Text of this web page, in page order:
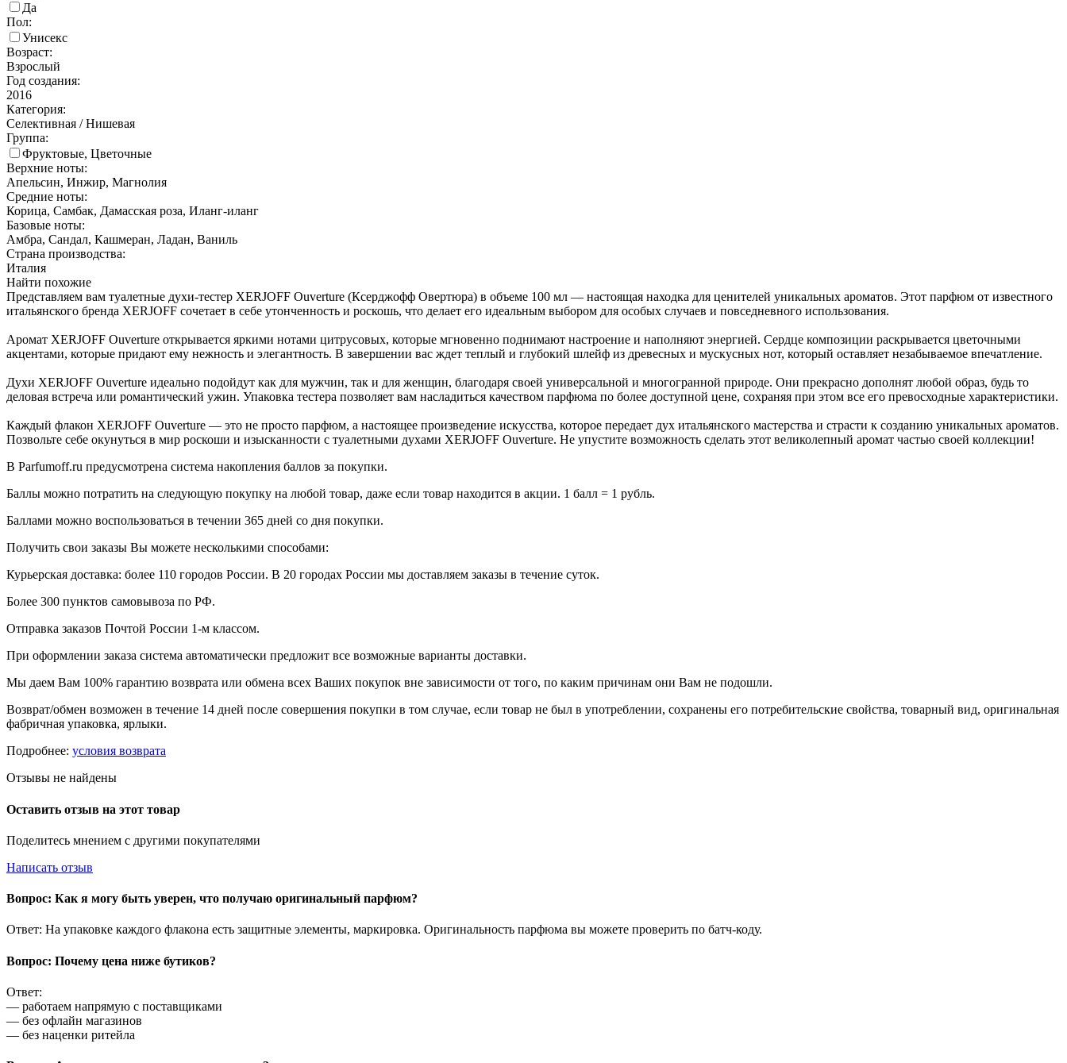
Да
Пол:
Унисекс
Возраст:
Взрослый
Год создания:
2016
Категория:
Селективная / Нишевая
Группа:
Фруктовые, Цветочные
Верхние ноты:
Апельсин, Инжир, Магнолия
Средние ноты:
Корица, Самбак, Дамасская роза, Иланг-иланг
Базовые ноты:
Амбра, Сандал, Кашмеран, Ладан, Ваниль
Страна производства:
Италия
Найти похожие
Представляем вам туалетные духи-тестер XERJOFF Ouverture (Ксерджофф Овертюра) в объеме 100 мл — настоящая находка для ценителей уникальных ароматов. Этот парфюм от известного
итальянского бренда XERJOFF сочетает в себе утонченность и роскошь, что делает его идеальным выбором для особых случаев и повседневного использования.
Аромат XERJOFF Ouverture открывается яркими нотами цитрусовых, которые мгновенно поднимают настроение и наполняют энергией. Сердце композиции раскрывается цветочными
акцентами, которые придают ему нежность и элегантность. В завершении вас ждет теплый и глубокий шлейф из древесных и мускусных нот, который оставляет незабываемое впечатление.
Духи XERJOFF Ouverture идеально подойдут как для мужчин, так и для женщин, благодаря своей универсальной и многогранной природе. Они прекрасно дополнят любой образ, будь то
деловая встреча или романтический ужин. Упаковка тестера позволяет вам насладиться качеством парфюма по более доступной цене, сохраняя при этом все его превосходные характеристики.
Каждый флакон XERJOFF Ouverture — это не просто парфюм, а настоящее произведение искусства, которое передает дух итальянского мастерства и страсти к созданию уникальных ароматов.
Позвольте себе окунуться в мир роскоши и изысканности с туалетными духами XERJOFF Ouverture. Не упустите возможность сделать этот великолепный аромат частью своей коллекции!
В Parfumoff.ru предусмотрена система накопления баллов за покупки.
Баллы можно потратить на следующую покупку на любой товар, даже если товар находится в акции. 1 балл = 1 рубль.
Баллами можно воспользоваться в течении 365 дней со дня покупки.
Получить свои заказы Вы можете несколькими способами:
Курьерская доставка: более 110 городов России. В 20 городах России мы доставляем заказы в течение суток.
Более 300 пунктов самовывоза по РФ.
Отправка заказов Почтой России 1-м классом.
При оформлении заказа система автоматически предложит все возможные варианты доставки.
Мы даем Вам 100% гарантию возврата или обмена всех Ваших покупок вне зависимости от того, по каким причинам они Вам не подошли.
Возврат/обмен возможен в течение 14 дней после совершения покупки в том случае, если товар не был в употреблении, сохранены его потребительские свойства, товарный вид, оригинальная
фабричная упаковка, ярлыки.
Подробнее: условия возврата
Отзывы не найдены
Оставить отзыв на этот товар
Поделитесь мнением с другими покупателями
Написать отзыв
Вопрос: Как я могу быть уверен, что получаю оригинальный парфюм?
Ответ: На упаковке каждого флакона есть защитные элементы, маркировка. Оригинальность парфюма вы можете проверить по батч-коду.
Вопрос: Почему цена ниже бутиков?
Ответ:
— работаем напрямую с поставщиками
— без офлайн магазинов
— без наценки ритейла